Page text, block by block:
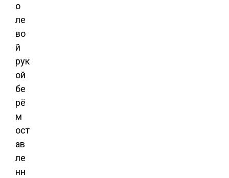
о
ле
во
й
рук
ой
бе
рё
м
ост
ав
ле
нн